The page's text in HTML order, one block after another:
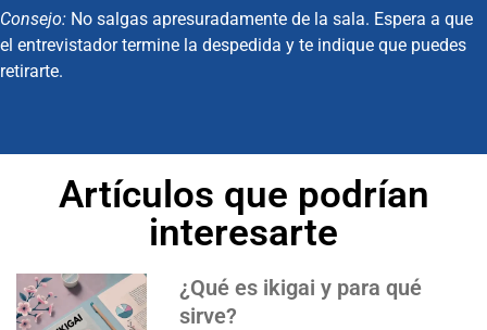
Consejo: No salgas apresuradamente de la sala. Espera a que
el entrevistador termine la despedida y te indique que puedes
retirarte.
Artículos que podrían
interesarte
¿Qué es ikigai y para qué
sirve?